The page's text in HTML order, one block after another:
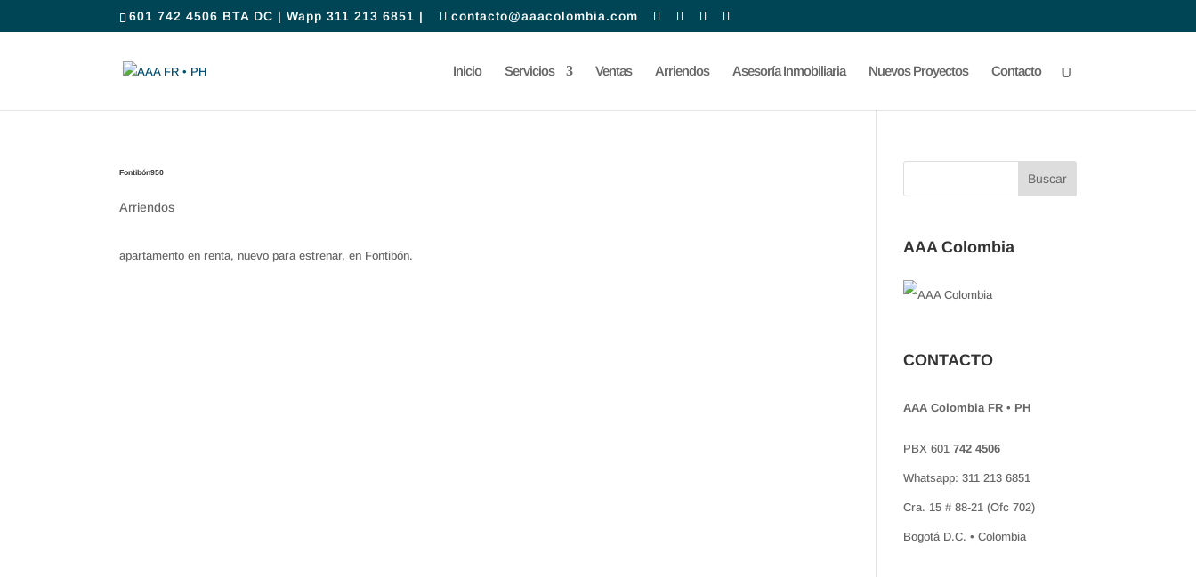
601 742 4506 BTA DC | Wapp 311 213 6851 | contacto@aaacolombia.com
Inicio Servicios Ventas Arriendos Asesoría Inmobiliaria Nuevos Proyectos Contacto
Fontibón950
Arriendos
apartamento en renta, nuevo para estrenar, en Fontibón. AAA Colombia
CONTACTO
AAA Colombia FR • PH
PBX 601742 4506
Whatsapp: 311 213 6851
Cra. 15 # 88-21 (Ofc 702)
Bogotá D.C. • Colombia